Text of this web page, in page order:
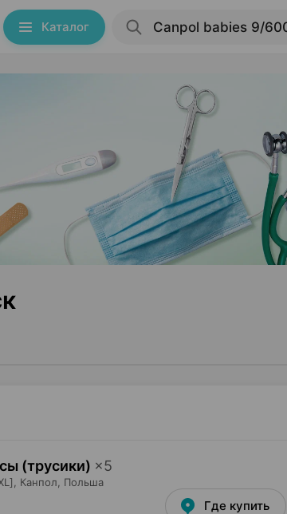
Каталог
(трусики) ×5
Канпол , Польша
Где купить